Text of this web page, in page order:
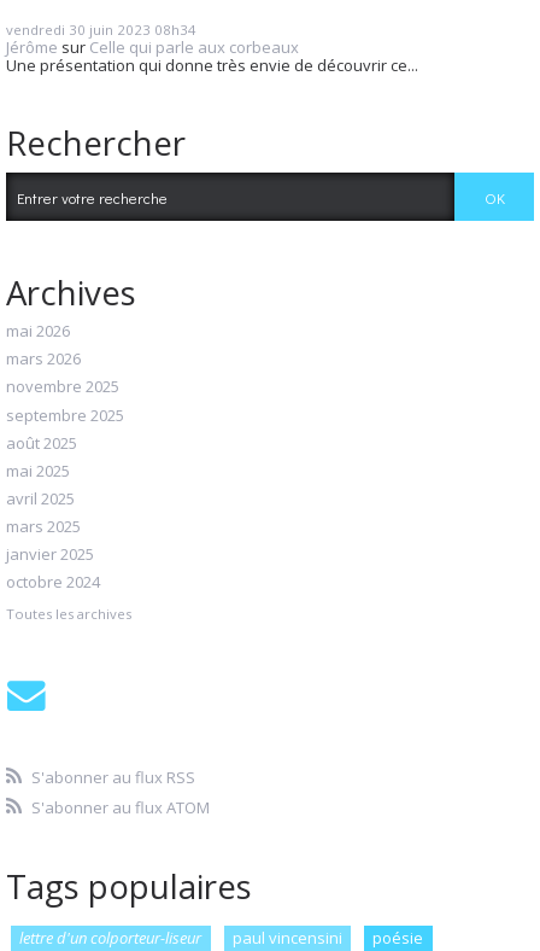
vendredi 30 juin 2023 08h34
Jérôme sur Celle qui parle aux corbeaux
Une présentation qui donne très envie de découvrir ce...
Rechercher
Archives
mai 2026
mars 2026
novembre 2025
septembre 2025
août 2025
mai 2025
avril 2025
mars 2025
janvier 2025
octobre 2024
Toutes les archives
S'abonner au flux RSS
S'abonner au flux ATOM
Tags populaires
lettre d'un colporteur-liseur paul vincensini
poésie